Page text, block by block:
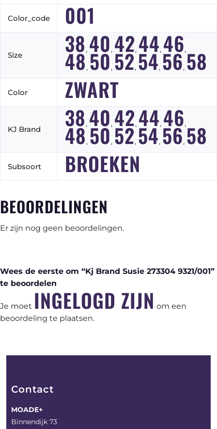
Color_code 001
Size 38 , 40 , 42, 44, 46,
48 , 50 , 52, 54, 56, 58
Color ZWART
KJ Brand 38 , 40 , 42, 44, 46,
48 , 50 , 52, 54, 56, 58
Subsoort BROEKEN
BEOORDELINGEN
Er zijn nog geen beoordelingen.
Wees de eerste om “Kj Brand Susie 273304 9321/001”
te beoordelen
Je moet INGELOGD ZIJN om een
beoordeling te plaatsen.
Contact
MOADE+
Binnendijk 73